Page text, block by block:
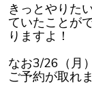
きっとやりた
ていたことが
りますよ！
なお3/26（月
ご予約が取れ